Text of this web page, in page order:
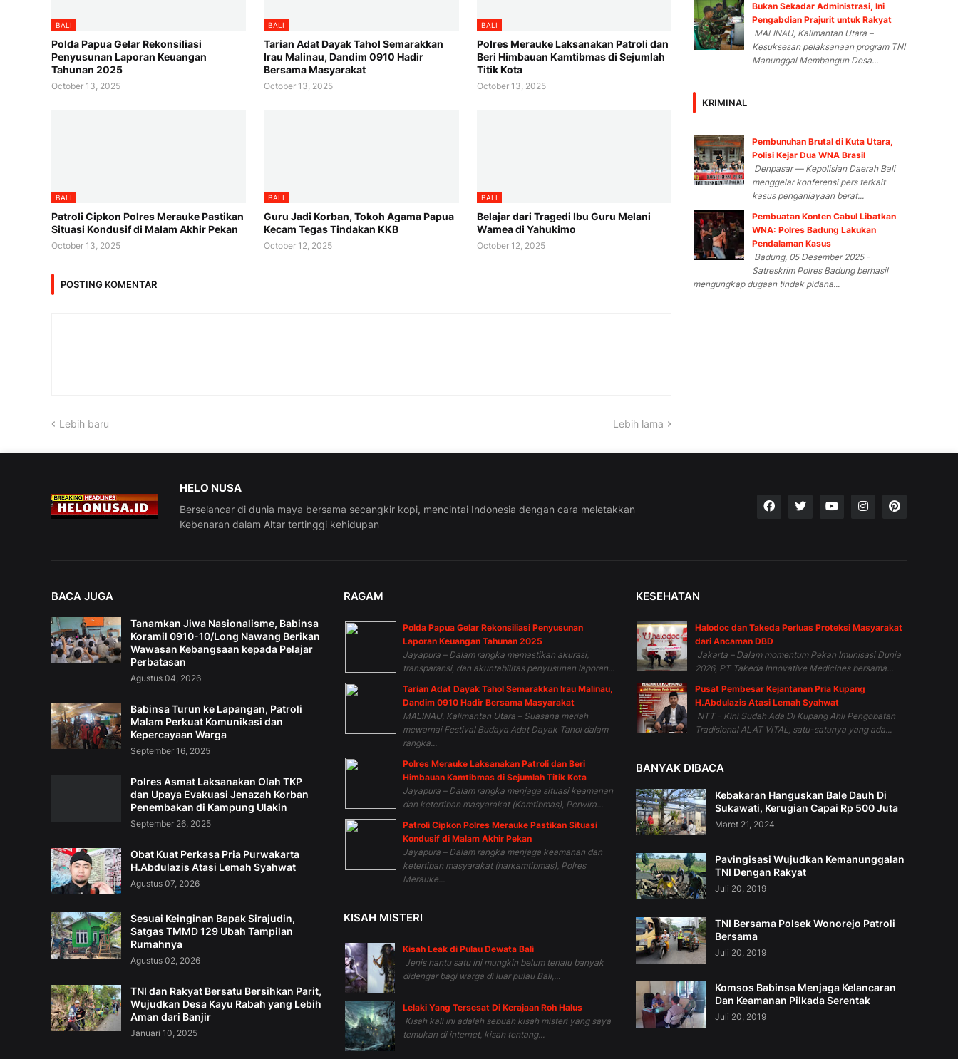
BALI
Polda Papua Gelar Rekonsiliasi
Penyusunan Laporan Keuangan
Tahunan 2025
October 13, 2025
BALI
Tarian Adat Dayak Tahol Semarakkan
Irau Malinau, Dandim 0910 Hadir
Bersama Masyarakat
October 13, 2025
BALI
Polres Merauke Laksanakan Patroli dan
Beri Himbauan Kamtibmas di Sejumlah
Titik Kota
October 13, 2025
BALI
Patroli Cipkon Polres Merauke Pastikan
Situasi Kondusif di Malam Akhir Pekan
October 13, 2025
BALI
Guru Jadi Korban, Tokoh Agama Papua
Kecam Tegas Tindakan KKB
October 12, 2025
BALI
Belajar dari Tragedi Ibu Guru Melani
Wamea di Yahukimo
October 12, 2025
POSTING KOMENTAR
Lebih baru Lebih lama
Bukan Sekadar Administrasi, Ini
Pengabdian Prajurit untuk Rakyat
MALINAU, Kalimantan Utara –
Kesuksesan pelaksanaan program TNI
Manunggal Membangun Desa...
KRIMINAL
Pembunuhan Brutal di Kuta Utara,
Polisi Kejar Dua WNA Brasil
Denpasar — Kepolisian Daerah Bali
menggelar konferensi pers terkait
kasus penganiayaan berat...
Pembuatan Konten Cabul Libatkan
WNA: Polres Badung Lakukan
Pendalaman Kasus
Badung, 05 Desember 2025 -
Satreskrim Polres Badung berhasil
mengungkap dugaan tindak pidana...
HELO NUSA
Berselancar di dunia maya bersama secangkir kopi, mencintai Indonesia dengan cara meletakkan
Kebenaran dalam Altar tertinggi kehidupan
BACA JUGA
Tanamkan Jiwa Nasionalisme, Babinsa
Koramil 0910-10/Long Nawang Berikan
Wawasan Kebangsaan kepada Pelajar
Perbatasan
Agustus 04, 2026
Babinsa Turun ke Lapangan, Patroli
Malam Perkuat Komunikasi dan
Kepercayaan Warga
September 16, 2025
Polres Asmat Laksanakan Olah TKP
dan Upaya Evakuasi Jenazah Korban
Penembakan di Kampung Ulakin
September 26, 2025
Obat Kuat Perkasa Pria Purwakarta
H.Abdulazis Atasi Lemah Syahwat
Agustus 07, 2026
Sesuai Keinginan Bapak Sirajudin,
Satgas TMMD 129 Ubah Tampilan
Rumahnya
Agustus 02, 2026
TNI dan Rakyat Bersatu Bersihkan Parit,
Wujudkan Desa Kayu Rabah yang Lebih
Aman dari Banjir
Januari 10, 2025
RAGAM
Polda Papua Gelar Rekonsiliasi Penyusunan
Laporan Keuangan Tahunan 2025
Jayapura – Dalam rangka memastikan akurasi,
transparansi, dan akuntabilitas penyusunan laporan...
Tarian Adat Dayak Tahol Semarakkan Irau Malinau,
Dandim 0910 Hadir Bersama Masyarakat
MALINAU, Kalimantan Utara – Suasana meriah
mewarnai Festival Budaya Adat Dayak Tahol dalam
rangka...
Polres Merauke Laksanakan Patroli dan Beri
Himbauan Kamtibmas di Sejumlah Titik Kota
Jayapura – Dalam rangka menjaga situasi keamanan
dan ketertiban masyarakat (Kamtibmas), Perwira...
Patroli Cipkon Polres Merauke Pastikan Situasi
Kondusif di Malam Akhir Pekan
Jayapura – Dalam rangka menjaga keamanan dan
ketertiban masyarakat (harkamtibmas), Polres
Merauke...
KISAH MISTERI
Kisah Leak di Pulau Dewata Bali
Jenis hantu satu ini mungkin belum terlalu banyak
didengar bagi warga di luar pulau Bali,...
Lelaki Yang Tersesat Di Kerajaan Roh Halus
Kisah kali ini adalah sebuah kisah misteri yang saya
temukan di internet, kisah tentang...
KESEHATAN
Halodoc dan Takeda Perluas Proteksi Masyarakat
dari Ancaman DBD
Jakarta – Dalam momentum Pekan Imunisasi Dunia
2026, PT Takeda Innovative Medicines bersama...
Pusat Pembesar Kejantanan Pria Kupang
H.Abdulazis Atasi Lemah Syahwat
NTT - Kini Sudah Ada Di Kupang Ahli Pengobatan
Tradisional ALAT VITAL, satu-satunya yang ada...
BANYAK DIBACA
Kebakaran Hanguskan Bale Dauh Di
Sukawati, Kerugian Capai Rp 500 Juta
Maret 21, 2024
Pavingisasi Wujudkan Kemanunggalan
TNI Dengan Rakyat
Juli 20, 2019
TNI Bersama Polsek Wonorejo Patroli
Bersama
Juli 20, 2019
Komsos Babinsa Menjaga Kelancaran
Dan Keamanan Pilkada Serentak
Juli 20, 2019